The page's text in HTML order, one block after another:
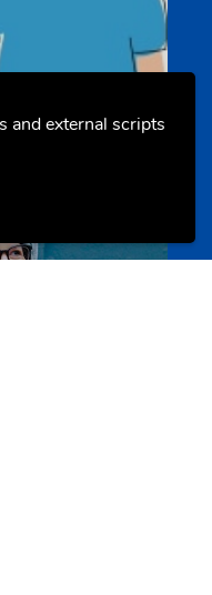
and external scripts